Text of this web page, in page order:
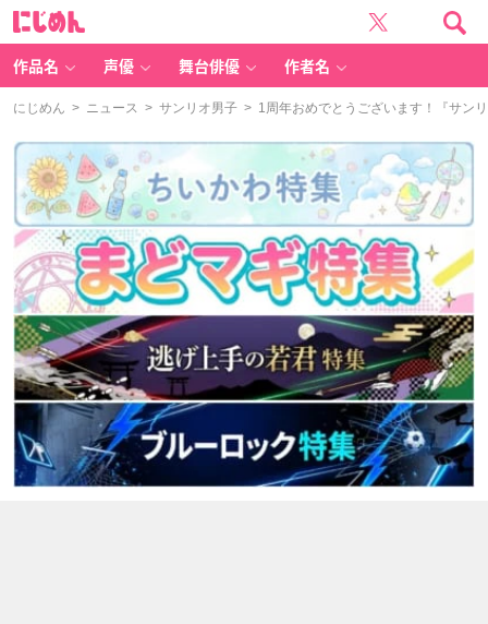
作品名 声優 舞台俳優 作者名
にじめん > ニュース > サンリオ男子 > 1周年おめでとうございます！『サン